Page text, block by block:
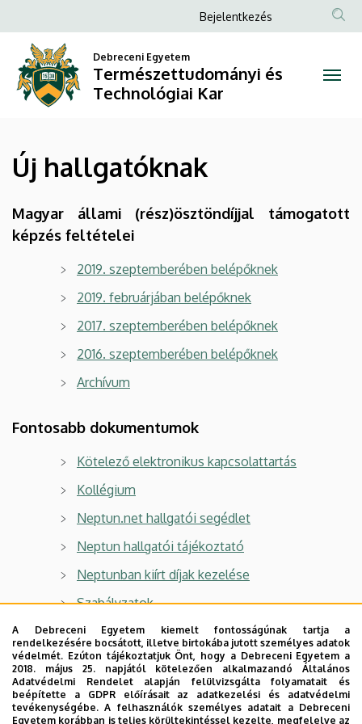
hallgatóknak
Természettudományi
és
Technológiai
Kar
a
tartalomra
Anonim
fiók
menüje
Bejelentkezés
Debreceni Egyetem
Természettudományi és
Technológiai Kar
Új hallgatóknak
Magyar állami (rész)ösztöndíjjal támogatott
képzés feltételei
2019. szeptemberében belépőknek
2019. februárjában belépőknek
2017. szeptemberében belépőknek
2016. szeptemberében belépőknek
Archívum
Fontosabb dokumentumok
Kötelező elektronikus kapcsolattartás
Kollégium
Neptun.net hallgatói segédlet
Neptun hallgatói tájékoztató
Neptunban kiírt díjak kezelése
Szabályzatok
Tűz és munkavédelem
Tűz- és munkavédelem
Hallgatói tájékoztató
A Debreceni Egyetem kiemelt fontosságúnak tartja a
rendelkezésére bocsátott, illetve birtokába jutott személyes adatok
védelmét. Ezúton tájékoztatjuk Önt, hogy a Debreceni Egyetem a
2018. május 25. napjától kötelezően alkalmazandó Általános
Adatvédelmi Rendelet alapján felülvizsgálta folyamatait és
beépítette a GDPR előírásait az adatkezelési és adatvédelmi
tevékenységébe. A felhasználók személyes adatait a Debreceni
Egyetem korábban is teljes körültekintéssel kezelte, megfelelve az